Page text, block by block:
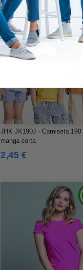
JHK JK190J - Camiseta 190
manga corta
2,45 €